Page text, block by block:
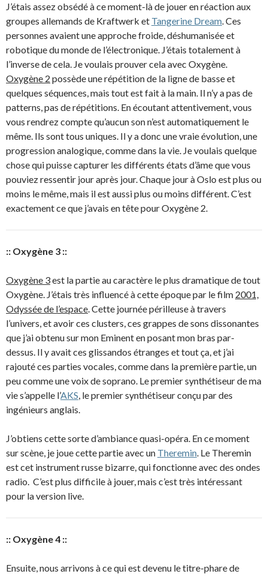
J’étais assez obsédé à ce moment-là de jouer en réaction aux
groupes allemands de Kraftwerk et Tangerine Dream. Ces
personnes avaient une approche froide, déshumanisée et
robotique du monde de l’électronique. J’étais totalement à
l’inverse de cela. Je voulais prouver cela avec Oxygène.
Oxygène 2 possède une répétition de la ligne de basse et
quelques séquences, mais tout est fait à la main. Il n’y a pas de
patterns, pas de répétitions. En écoutant attentivement, vous
vous rendrez compte qu’aucun son n’est automatiquement le
même. Ils sont tous uniques. Il y a donc une vraie évolution, une
progression analogique, comme dans la vie. Je voulais quelque
chose qui puisse capturer les différents états d’âme que vous
pouviez ressentir jour après jour. Chaque jour à Oslo est plus ou
moins le même, mais il est aussi plus ou moins différent. C’est
exactement ce que j’avais en tête pour Oxygène 2.
:: Oxygène 3 ::
Oxygène 3est la partie au caractère le plus dramatique de tout
Oxygène. J’étais très influencé à cette époque par le film 2001,
Odyssée de l’espace. Cette journée périlleuse à travers
l’univers, et avoir ces clusters, ces grappes de sons dissonantes
que j’ai obtenu sur mon Eminent en posant mon bras par-
dessus. Il y avait ces glissandos étranges et tout ça, et j’ai
rajouté ces parties vocales, comme dans la première partie, un
peu comme une voix de soprano. Le premier synthétiseur de ma
vie s’appelle l’AKS, le premier synthétiseur conçu par des
ingénieurs anglais.
J’obtiens cette sorte d’ambiance quasi-opéra. En ce moment
sur scène, je joue cette partie avec un Theremin. Le Theremin
est cet instrument russe bizarre, qui fonctionne avec des ondes
radio. C’est plus difficile à jouer, mais c’est très intéressant
pour la version live.
:: Oxygène 4 ::
Ensuite, nous arrivons à ce qui est devenu le titre-phare de